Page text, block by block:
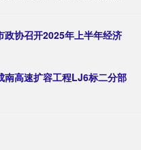
政协召开2025年上半年经济
南高速扩容工程LJ6标二分部